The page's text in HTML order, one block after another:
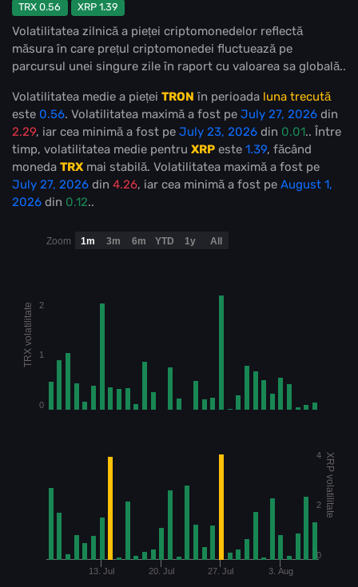
TRX 0.56 XRP 1.39
Volatilitatea zilnică a pieței criptomonedelor reflectă
măsura în care prețul criptomonedei fluctuează pe
parcursul unei singure zile în raport cu valoarea sa globală..
Volatilitatea medie a pieței TRON în perioada luna trecută
este 0.56. Volatilitatea maximă a fost pe July 27, 2026 din
2.29, iar cea minimă a fost pe July 23, 2026 din 0.01.. Între
timp, volatilitatea medie pentru XRP este 1.39, făcând
moneda TRX mai stabilă. Volatilitatea maximă a fost pe
July 27, 2026 din 4.26, iar cea minimă a fost pe August 1,
2026 din 0.12..
TRX volatilitate
XRP volatilitate
13. Jul 20. Jul 27. Jul 3. Aug
0
1
2
0
2
4
Zoom 1m 3m 6m YTD 1y All